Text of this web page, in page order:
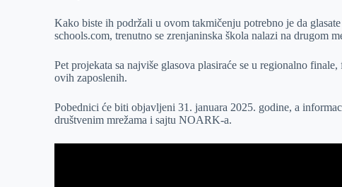
Kako biste ih podržali u ovom takmičenju potrebno je da
schools.com, trenutno se zrenjaninska škola nalazi na drugom
Pet projekata sa najviše glasova plasiraće se u regionalno
ovih zaposlenih.
Pobednici će biti objavljeni 31. januara 2025. godine, a
društvenim mrežama i sajtu NOARK-a.